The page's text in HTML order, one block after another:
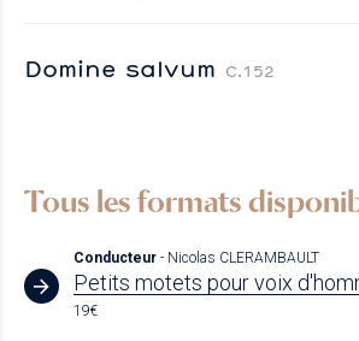
Domine salvum C.152
Tous les formats
Conducteur - Nicolas CLERAMBAULT
Petits motets pour voix
19€